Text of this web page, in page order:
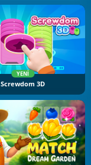
YENI
Screwdom 3D